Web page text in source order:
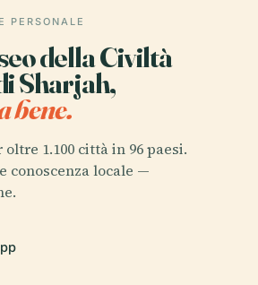
PERSONALE
della Civiltà
Sharjah,
bene.
1.100 città in 96 paesi.
conoscenza locale —